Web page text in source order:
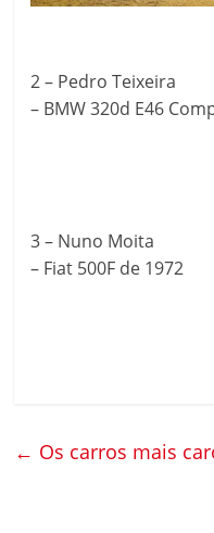
2 – Pedro Teixeira
– BMW 320d E46
3 – Nuno Moita
– Fiat 500F de 1972
← Os carros mais